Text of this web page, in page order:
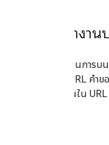
การทำงา
การดำเนินการ
การใน URL ค
มาตรฐานใน